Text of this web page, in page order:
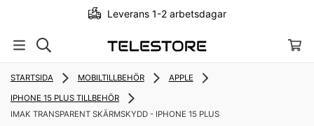
Leverans 1-2 arbetsdagar
STARTSIDA MOBILTILLBEHÖR APPLE
IPHONE 15 PLUS TILLBEHÖR
IMAK TRANSPARENT SKÄRMSKYDD - IPHONE 15 PLUS